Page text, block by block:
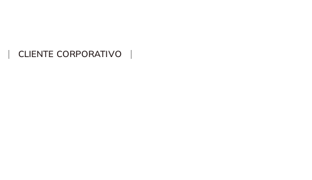
CLIENTE CORPORATIVO